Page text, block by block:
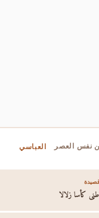
نفس العصر العباسي
كأسا زلالا